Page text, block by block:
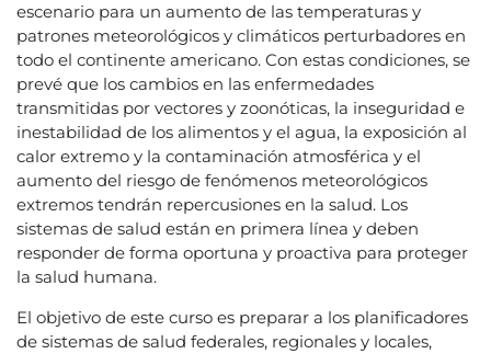
escenario para un aumento de las temperaturas y
patrones meteorológicos y climáticos perturbadores en
todo el continente americano. Con estas condiciones, se
prevé que los cambios en las enfermedades
transmitidas por vectores y zoonóticas, la inseguridad e
inestabilidad de los alimentos y el agua, la exposición al
calor extremo y la contaminación atmosférica y el
aumento del riesgo de fenómenos meteorológicos
extremos tendrán repercusiones en la salud. Los
sistemas de salud están en primera línea y deben
responder de forma oportuna y proactiva para proteger
la salud humana.
El objetivo de este curso es preparar a los planificadores
de sistemas de salud federales, regionales y locales,